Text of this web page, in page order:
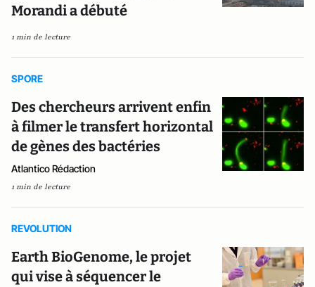
Morandi a débuté
1 min de lecture
SPORE
Des chercheurs arrivent enfin
à filmer le transfert horizontal
de gènes des bactéries
Atlantico Rédaction
1 min de lecture
REVOLUTION
Earth BioGenome, le projet
qui vise à séquencer le